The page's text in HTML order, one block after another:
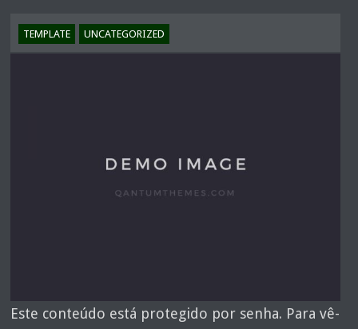
TEMPLATE UNCATEGORIZED
Este conteúdo está protegido por senha. Para vê-